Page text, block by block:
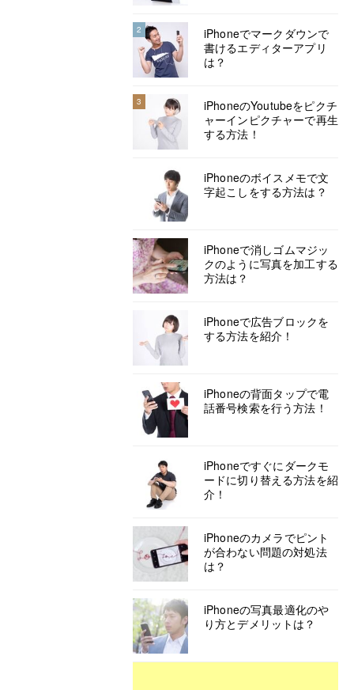
2
iPhoneでマークダウンで
書けるエディターアプリ
は？
3
iPhoneのYoutubeをピクチ
ャーインピクチャーで再生
する方法！
iPhoneのボイスメモで文
字起こしをする方法は？
iPhoneで消しゴムマジッ
クのように写真を加工する
方法は？
iPhoneで広告ブロックを
する方法を紹介！
iPhoneの背面タップで電
話番号検索を行う方法！
iPhoneですぐにダークモ
ードに切り替える方法を紹
介！
iPhoneのカメラでピント
が合わない問題の対処法
は？
iPhoneの写真最適化のや
り方とデメリットは？